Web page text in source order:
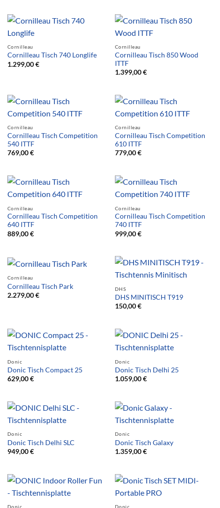
Cornilleau
Cornilleau Tisch 740 Longlife
1.299,00€
Cornilleau
Cornilleau Tisch 850 Wood
ITTF
1.399,00€
Cornilleau
Cornilleau Tisch Competition
540 ITTF
769,00€
Cornilleau
Cornilleau Tisch Competition
610 ITTF
779,00€
Cornilleau
Cornilleau Tisch Competition
640 ITTF
889,00€
Cornilleau
Cornilleau Tisch Competition
740 ITTF
999,00€
Cornilleau
Cornilleau Tisch Park
2.279,00€
DHS
DHS MINITISCH T919
150,00€
Donic
Donic Tisch Compact 25
629,00€
Donic
Donic Tisch Delhi 25
1.059,00€
Donic
Donic Tisch Delhi SLC
949,00€
Donic
Donic Tisch Galaxy
1.359,00€
Donic Donic